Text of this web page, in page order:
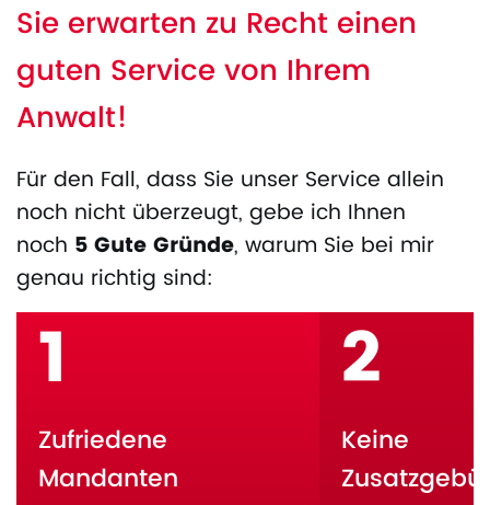
Sie erwarten zu Recht einen
guten Service von Ihrem
Anwalt!
Für den Fall, dass Sie unser Service allein
noch nicht überzeugt, gebe ich Ihnen
noch 5 Gute Gründe, warum Sie bei mir
genau richtig sind:
1
Zufriedene
Mandanten
2
Keine